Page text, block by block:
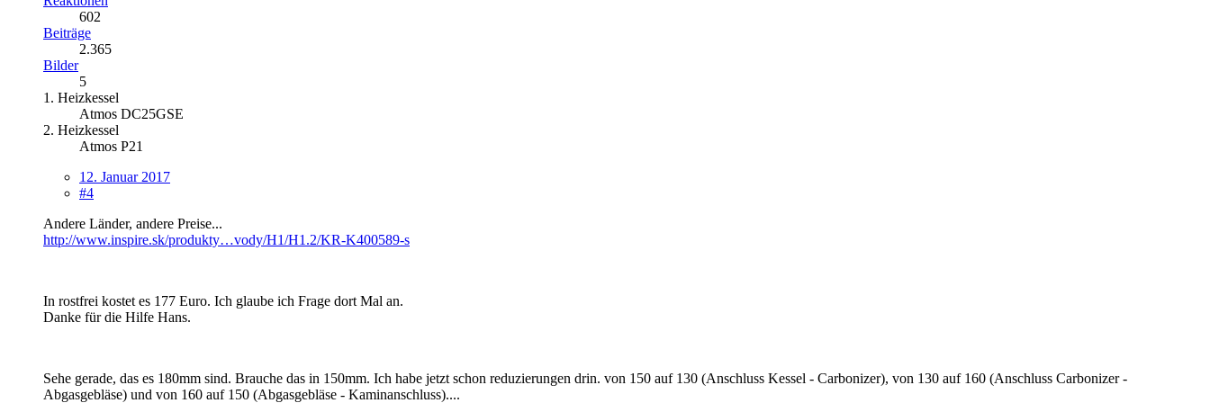
602
Beiträge
2.365
Bilder
5
1. Heizkessel
Atmos DC25GSE
2. Heizkessel
Atmos P21
12. Januar 2017
#4
Andere Länder, andere Preise...
http://www.inspire.sk/produkty…vody/H1/H1.2/KR-K400589-s
In rostfrei kostet es 177 Euro. Ich glaube ich Frage dort Mal an.
Danke für die Hilfe Hans.
Sehe gerade, das es 180mm sind. Brauche das in 150mm. Ich habe jetzt schon reduzierungen drin. von 150 auf 130 (Anschluss Kessel - Carbonizer), von 130 auf 160 (Anschluss Carbonizer -
Abgasgebläse) und von 160 auf 150 (Abgasgebläse - Kaminanschluss)....